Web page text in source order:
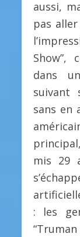
aussi,
pas
Show”,
dans
suivant
sans en
mis 29
: les